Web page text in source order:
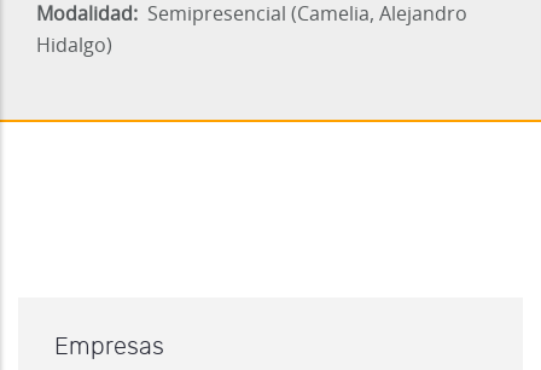
Modalidad
Semipresencial (Camelia, Alejandro
Hidalgo)
Empresas